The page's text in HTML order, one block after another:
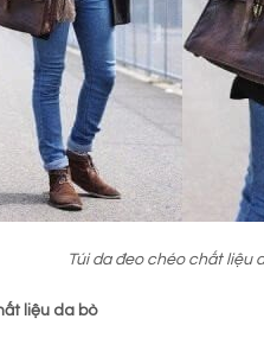
Túi da đeo chéo chất liệu
liệu da bò